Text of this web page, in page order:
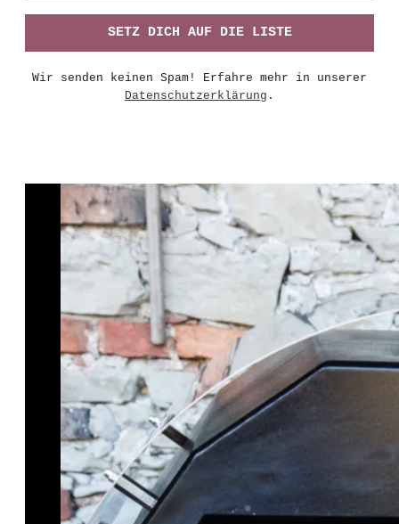
Wir senden keinen Spam! Erfahre mehr in unserer
Datenschutzerklärung .